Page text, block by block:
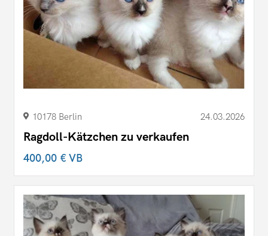
10178 Berlin 24.03.2026
Ragdoll-Kätzchen zu verkaufen
400,00 €VB